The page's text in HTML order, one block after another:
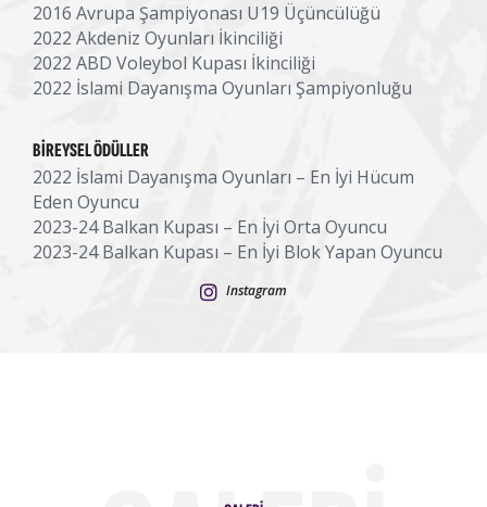
2016 Avrupa Şampiyonası U19 Üçüncülüğü
2022 Akdeniz Oyunları İkinciliği
2022 ABD Voleybol Kupası İkinciliği
2022 İslami Dayanışma Oyunları Şampiyonluğu
BIREYSEL ÖDÜLLER
2022 İslami Dayanışma Oyunları – En İyi Hücum
Eden Oyuncu
2023-24 Balkan Kupası – En İyi Orta Oyuncu
2023-24 Balkan Kupası – En İyi Blok Yapan Oyuncu
Instagram